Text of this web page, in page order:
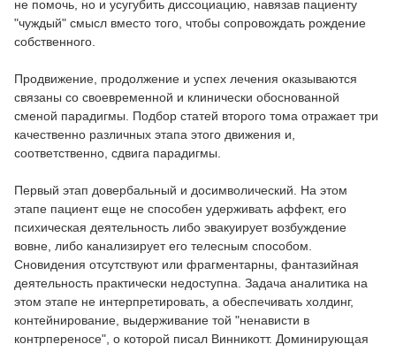
не помочь, но и усугубить диссоциацию, навязав пациенту
"чуждый" смысл вместо того, чтобы сопровождать рождение
собственного.
Продвижение, продолжение и успех лечения оказываются
связаны со своевременной и клинически обоснованной
сменой парадигмы. Подбор статей второго тома отражает три
качественно различных этапа этого движения и,
соответственно, сдвига парадигмы.
Первый этап довербальный и досимволический. На этом
этапе пациент еще не способен удерживать аффект, его
психическая деятельность либо эвакуирует возбуждение
вовне, либо канализирует его телесным способом.
Сновидения отсутствуют или фрагментарны, фантазийная
деятельность практически недоступна. Задача аналитика на
этом этапе не интерпретировать, а обеспечивать холдинг,
контейнирование, выдерживание той "ненависти в
контрпереносе", о которой писал Винникотт. Доминирующая